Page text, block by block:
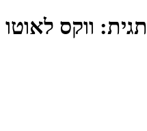
תגית: ווקס לאוטו